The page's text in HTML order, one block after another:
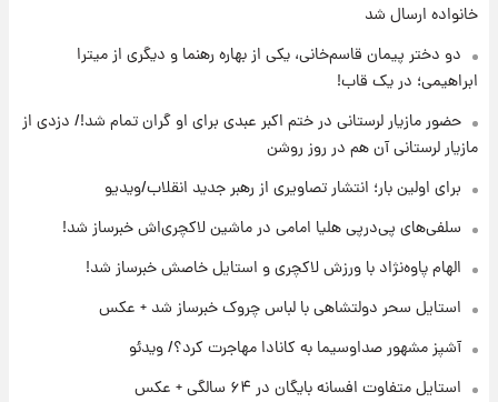
لیونل مسی عزادار شد! + جزئیات
۲۱ ساعت پیش
لحظه برخورد رعد و برق به ساختمان مرکز تجارت
جهانی در آمریکا + فیلم
۲۱ ساعت پیش
برای اولین بار؛ انتشار تصاویری از رهبر جدید
انقلاب/ویدیو
خانواده ارسال شد
دو دختر پیمان قاسم‌خانی، یکی از بهاره رهنما و دیگری از میترا
ابراهیمی؛ در یک قاب!
حضور مازیار لرستانی در ختم اکبر عبدی برای او گران تمام شد!/ دزدی از
مازیار لرستانی آن هم در روز روشن
برای اولین بار؛ انتشار تصاویری از رهبر جدید انقلاب/ویدیو
سلفی‌های پی‌درپی هلیا امامی در ماشین لاکچری‌اش خبرساز شد!
الهام پاوه‌نژاد با ورزش لاکچری و استایل خاصش خبرساز شد!
استایل سحر دولتشاهی با لباس چروک خبرساز شد + عکس
آشپز مشهور صداوسیما به کانادا مهاجرت کرد؟/ ویدئو
استایل متفاوت افسانه بایگان در ۶۴ سالگی + عکس